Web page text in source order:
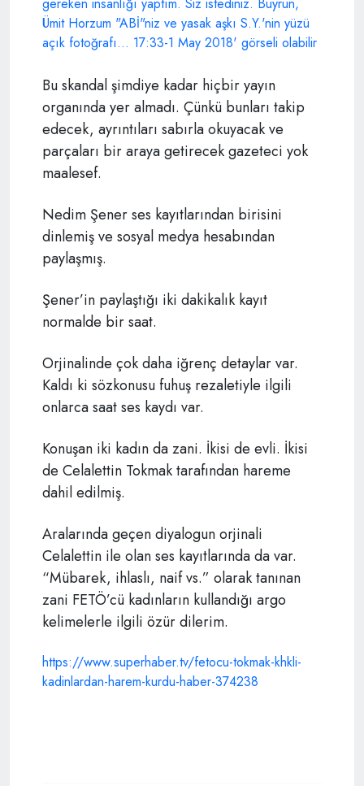
Bu skandal şimdiye kadar hiçbir yayın
organında yer almadı. Çünkü bunları takip
edecek, ayrıntıları sabırla okuyacak ve
parçaları bir araya getirecek gazeteci yok
maalesef.
Nedim Şener ses kayıtlarından birisini
dinlemiş ve sosyal medya hesabından
paylaşmış.
Şener’in paylaştığı iki dakikalık kayıt
normalde bir saat.
Orjinalinde çok daha iğrenç detaylar var.
Kaldı ki sözkonusu fuhuş rezaletiyle ilgili
onlarca saat ses kaydı var.
Konuşan iki kadın da zani. İkisi de evli. İkisi
de Celalettin Tokmak tarafından hareme
dahil edilmiş.
Aralarında geçen diyalogun orjinali
Celalettin ile olan ses kayıtlarında da var.
“Mübarek, ihlaslı, naif vs.” olarak tanınan
zani FETÖ’cü kadınların kullandığı argo
kelimelerle ilgili özür dilerim.
https://www.superhaber.tv/fetocu-tokmak-khkli-
kadinlardan-harem-kurdu-haber-374238